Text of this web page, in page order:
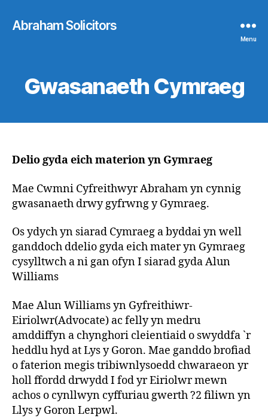
Abraham Solicitors
Menu
Gwasanaeth Cymraeg
Delio gyda eich materion yn Gymraeg
Mae Cwmni Cyfreithwyr Abraham yn cynnig
gwasanaeth drwy gyfrwng y Gymraeg.
Os ydych yn siarad Cymraeg a byddai yn well
ganddoch ddelio gyda eich mater yn Gymraeg
cysylltwch a ni gan ofyn I siarad gyda Alun
Williams
Mae Alun Williams yn Gyfreithiwr-
Eiriolwr(Advocate) ac felly yn medru
amddiffyn a chynghori cleientiaid o swyddfa `r
heddlu hyd at Lys y Goron. Mae ganddo brofiad
o faterion megis tribiwnlysoedd chwaraeon yr
holl ffordd drwydd I fod yr Eiriolwr mewn
achos o cynllwyn cyffuriau gwerth ?2 filiwn yn
Llys y Goron Lerpwl.